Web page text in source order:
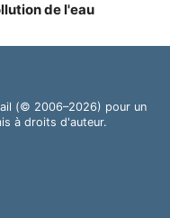
de l'eau
(© 2006–2026) pour un
à droits d'auteur.